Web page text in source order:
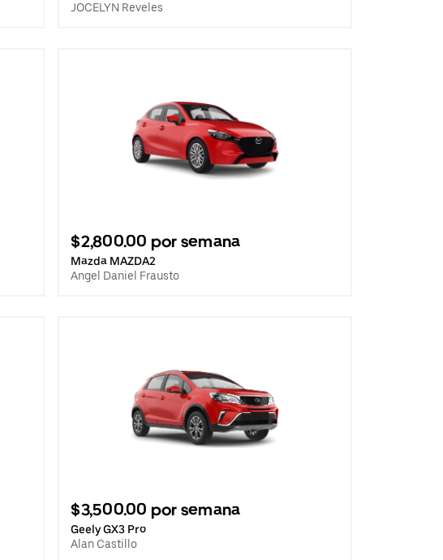
JOCELYN Reveles
$2,800.00 por semana
Mazda MAZDA2
Angel Daniel Frausto
$3,500.00 por semana
Geely GX3 Pro
Alan Castillo